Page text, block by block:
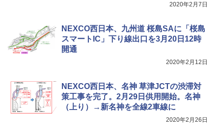
2020年2月7日
NEXCO西日本、九州道 桜島SAに「桜島
スマートIC」下り線出口を3月20日12時
開通
2020年2月12日
NEXCO西日本、名神 草津JCTの渋滞対
策工事を完了。2月29日供用開始。名神
（上り）→新名神を全線2車線に
2020年2月26日